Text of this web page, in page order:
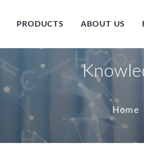
PRODUCTS ABOUT US
Home